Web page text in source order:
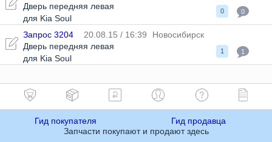
Дверь передняя левая
для Kia Soul
0 0
Запрос 3204 20.08.15 / 16:39
Новосибирск
Дверь передняя левая
для Kia Soul
1 1
Гид покупателя
Гид продавца
Запчасти покупают и продают здесь